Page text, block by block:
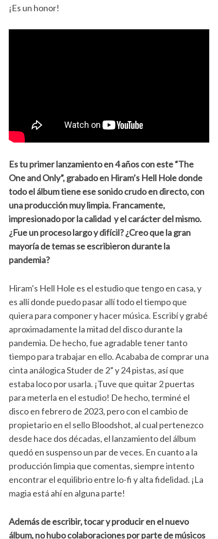
¡Es un honor!
Es tu primer lanzamiento en 4 años con este “The
One and Only”, grabado en Hiram’s Hell Hole donde
todo el álbum tiene ese sonido crudo en directo, con
una producción muy limpia. Francamente,
impresionado por la calidad y el carácter del mismo.
¿Fue un proceso largo y difícil? ¿Creo que la gran
mayoría de temas se escribieron durante la
pandemia?
Hiram’s Hell Hole es el estudio que tengo en casa, y
es allí donde puedo pasar allí todo el tiempo que
quiera para componer y hacer música. Escribí y grabé
aproximadamente la mitad del disco durante la
pandemia. De hecho, fue agradable tener tanto
tiempo para trabajar en ello. Acababa de comprar una
cinta análogica Studer de 2” y 24 pistas, así que
estaba loco por usarla. ¡Tuve que quitar 2 puertas
para meterla en el estudio! De hecho, terminé el
disco en febrero de 2023, pero con el cambio de
propietario en el sello Bloodshot, al cual pertenezco
desde hace dos décadas, el lanzamiento del álbum
quedó en suspenso un par de veces. En cuanto a la
producción limpia que comentas, siempre intento
encontrar el equilibrio entre lo-fi y alta fidelidad. ¡La
magia está ahí en alguna parte!
Además de escribir, tocar y producir en el nuevo
álbum, no hubo colaboraciones por parte de músicos